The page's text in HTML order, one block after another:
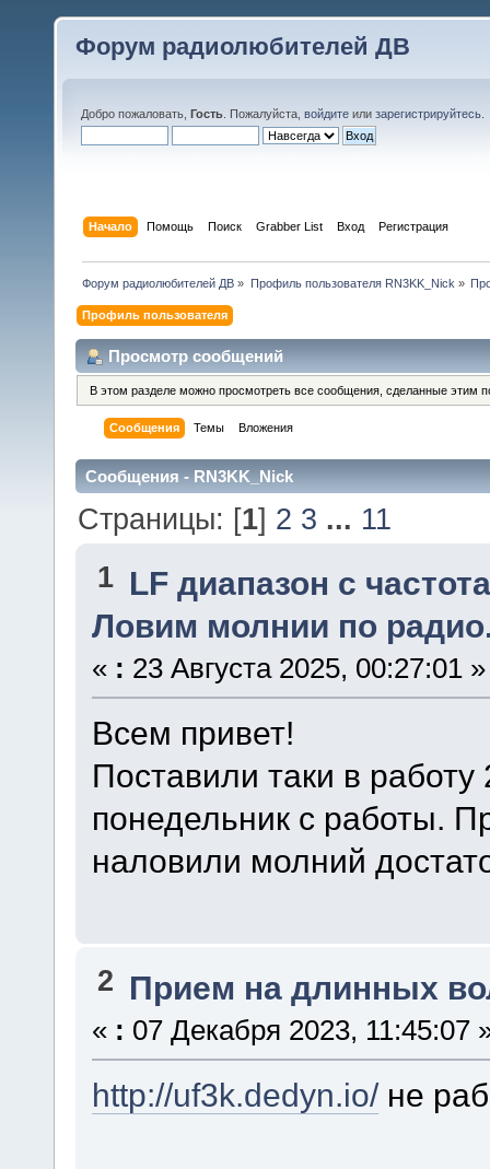
Форум радиолюбителей ДВ
Добро пожаловать, Гость . Пожалуйста, войдите или зарегистрируйтесь
Начало Помощь Поиск Grabber List Вход Регистрация
Форум радиолюбителей ДВ » Профиль пользователя RN3KK_Nick »
Профиль пользователя
Просмотр сообщений
В этом разделе можно просмотреть все сообщения, сделанные этим
Сообщения Темы Вложения
Сообщения - RN3KK_Nick
Страницы: [1] 2 3 ... 11
1 LF диапазон с
Ловим молнии по
« : 23 Августа 2025, 00:27:01 »
Всем привет!
Поставили таки в работу
понедельник с работы.
наловили молний
2 Прием на длинных
« : 07 Декабря 2023, 11:45:07
http://uf3k.dedyn.io/не